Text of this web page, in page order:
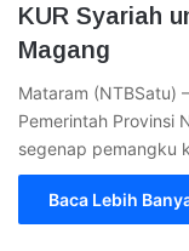
KUR Syariah
Magang
Mataram (NTBSatu)
Pemerintah Provinsi
segenap pemangku
Baca Lebih